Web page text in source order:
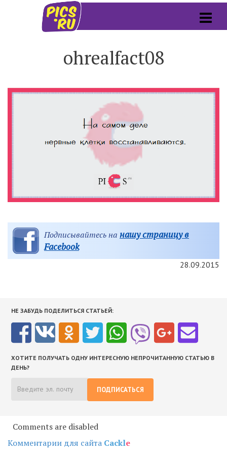
ohrealfact08
Подписывайтесь на нашу страницу в
Facebook
28.09.2015
НЕ ЗАБУДЬ ПОДЕЛИТЬСЯ СТАТЬЕЙ:
ХОТИТЕ ПОЛУЧАТЬ ОДНУ ИНТЕРЕСНУЮ НЕПРОЧИТАННУЮ СТАТЬЮ В
ДЕНЬ?
ПОДПИСАТЬСЯ
Comments are disabled
Комментарии для сайта Cackle